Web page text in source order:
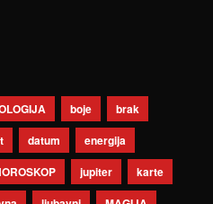
boje
brak
datum
energija
jupiter
karte